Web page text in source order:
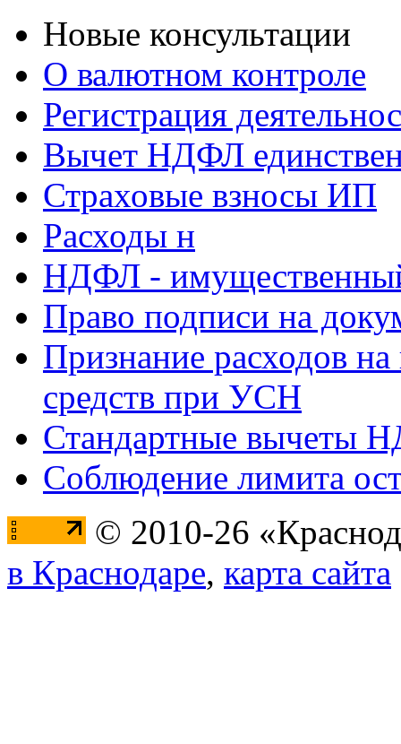
Новые консультации
О валютном контроле
Регистрация
Вычет НДФЛ
Страховые взносы ИП
Расходы н
НДФЛ -
Право подписи на
Признание расходов
средств при УСН
Стандартные вычеты
Соблюдение лимита
© 2010-26
в Краснодаре, карта сайта